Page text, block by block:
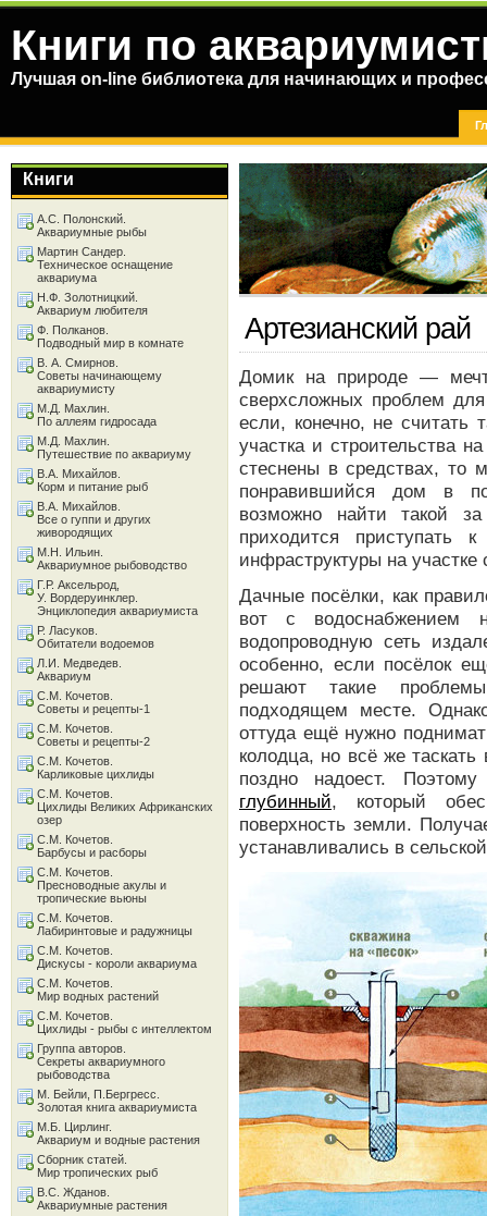
Книги по
Лучшая on-line библиотека для начинающих и
Артезианский рай
Домик на природе —
сверхсложных проблем
если, конечно, не считать
участка и строительства
стеснены в средствах, то
понравившийся дом в
возможно найти такой
приходится приступать
инфраструктуры на участке
Дачные посёлки, как
вот с водоснабжением
водопроводную сеть
особенно, если посёлок
решают такие
подходящем месте.
оттуда ещё нужно
колодца, но всё же
поздно надоест.
глубинный, который
поверхность земли.
устанавливались в
Книги
А.С. Полонский.
Аквариумные рыбы
Мартин Сандер.
Техническое оснащение
аквариума
Н.Ф. Золотницкий.
Аквариум любителя
Ф. Полканов.
Подводный мир в комнате
В. А. Смирнов.
Советы начинающему
аквариумисту
М.Д. Махлин.
По аллеям гидросада
М.Д. Махлин.
Путешествие по аквариуму
В.А. Михайлов.
Корм и питание рыб
В.А. Михайлов.
Все о гуппи и других
живородящих
М.Н. Ильин.
Аквариумное рыбоводство
Г.Р. Аксельрод,
У. Вордеруинклер.
Энциклопедия аквариумиста
Р. Ласуков.
Обитатели водоемов
Л.И. Медведев.
Аквариум
С.М. Кочетов.
Советы и рецепты-1
С.М. Кочетов.
Советы и рецепты-2
С.М. Кочетов.
Карликовые цихлиды
С.М. Кочетов.
Цихлиды Великих Африканских
озер
С.М. Кочетов.
Барбусы и расборы
С.М. Кочетов.
Пресноводные акулы и
тропические вьюны
С.М. Кочетов.
Лабиринтовые и радужницы
С.М. Кочетов.
Дискусы - короли аквариума
С.М. Кочетов.
Мир водных растений
С.М. Кочетов.
Цихлиды - рыбы с интеллектом
Группа авторов.
Секреты аквариумного
рыбоводства
М. Бейли, П.Бергресс.
Золотая книга аквариумиста
М.Б. Цирлинг.
Аквариум и водные растения
Сборник статей.
Мир тропических рыб
В.С. Жданов.
Аквариумные растения